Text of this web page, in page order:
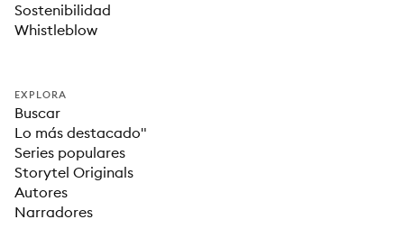
Sostenibilidad
Whistleblow
EXPLORA
Buscar
Lo más destacado"
Series populares
Storytel Originals
Autores
Narradores